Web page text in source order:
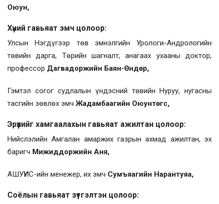
Оюун,
Хүний гавьяат эмч цолоор:
Улсын Нэгдүгээр төв эмнэлгийн Урологи-Андрологийн
төвийн дарга, Төрийн шагналт, анагаах ухааны доктор,
профессор Дагвадоржийн Баян-Өндөр,
Гэмтэл согог судлалын үндэсний төвийн Нуруу, нугасны
тасгийн зөвлөх эмчЖадамбаагийн Оюунтөгс,
Эрүүлийг хамгаалахын гавьяат ажилтан цолоор:
Нийслэлийн Амгалан амаржих газрын ахмад ажилтан, эх
баригч Мижиддоржийн Аня,
АШУҮИС-ийн менежер, их эмч Сумъяагийн Нарантуяа,
Соёлын гавьяат зүтгэлтэн цолоор: